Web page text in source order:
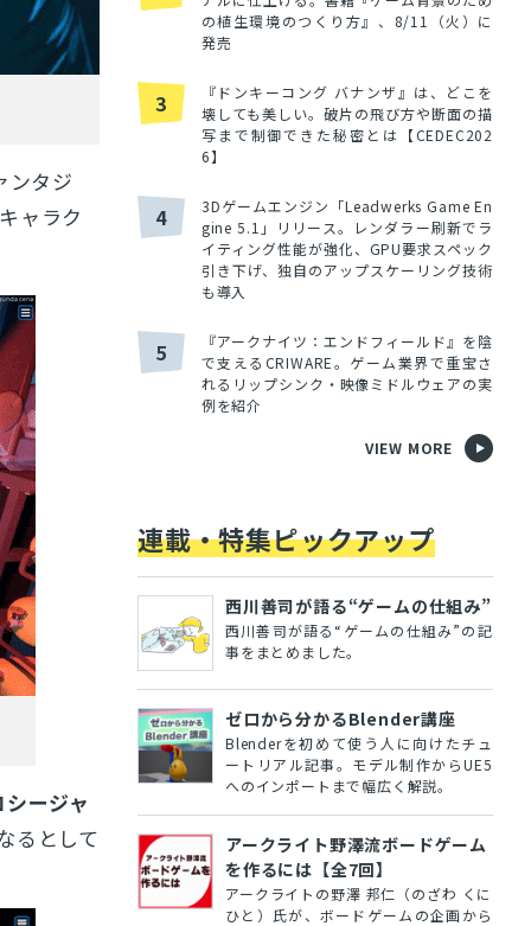
ンタジ
ャラク
ージャ
るとして
の植生環境のつくり方』、8/11（火）に
発売
3
『ドンキーコング バナンザ』は、どこを
壊しても美しい。破片の飛び方や断面の描
写まで制御できた秘密とは【CEDEC202
6】
4
3Dゲームエンジン「Leadwerks Game En
gine 5.1」リリース。レンダラー刷新でラ
イティング性能が強化、GPU要求スペック
引き下げ、独自のアップスケーリング技術
も導入
5
『アークナイツ：エンドフィールド』を陰
で支えるCRIWARE。ゲーム業界で重宝さ
れるリップシンク・映像ミドルウェアの実
例を紹介
VIEW MORE
連載・特集ピックアップ
西川善司が語る“ゲームの仕組み”
西川善司が語る“ゲームの仕組み”の記
事をまとめました。
ゼロから分かるBlender講座
Blenderを初めて使う人に向けたチュ
ートリアル記事。モデル制作からUE5
へのインポートまで幅広く解説。
アークライト野澤流ボードゲーム
を作るには【全7回】
アークライトの野澤 邦仁（のざわ くに
ひと）氏が、ボードゲームの企画から